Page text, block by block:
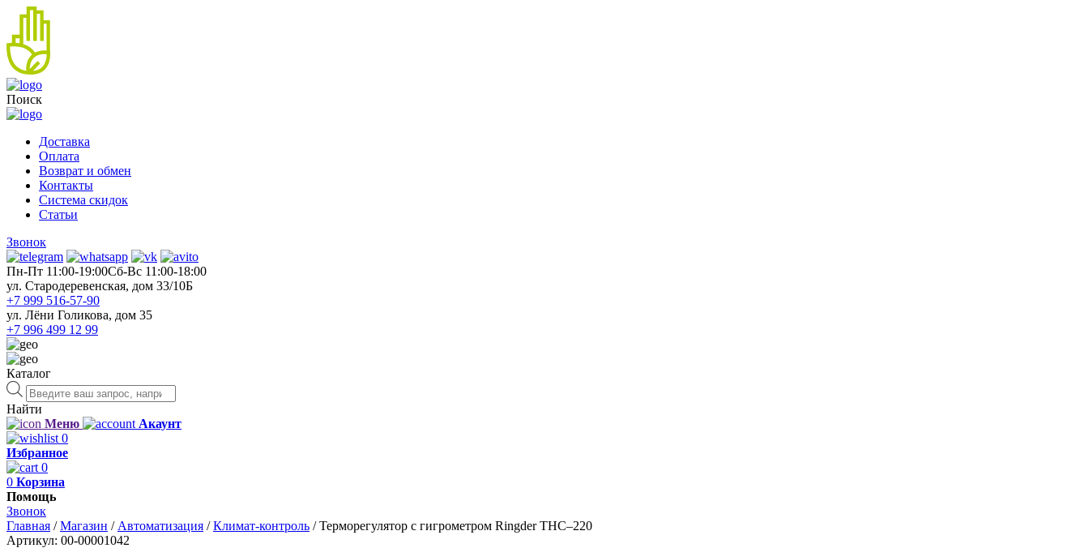
Поиск
Доставка
Оплата
Возврат и обмен
Контакты
Система скидок
Статьи
Звонок
Пн-Пт 11:00-19:00Cб-Вс 11:00-18:00
ул. Стародеревенская, дом 33/10Б
+7 999 516-57-90
ул. Лёни Голикова, дом 35
+7 996 499 12 99
Каталог
Поиск
товаров
Найти
Меню
Акаунт
0
Избранное
0
0 Корзина
Помощь
Звонок
Главная /Магазин / Автоматизация /Климат-контроль /Терморегулятор с гигрометром Ringder THC–220
Артикул: 00-00001042